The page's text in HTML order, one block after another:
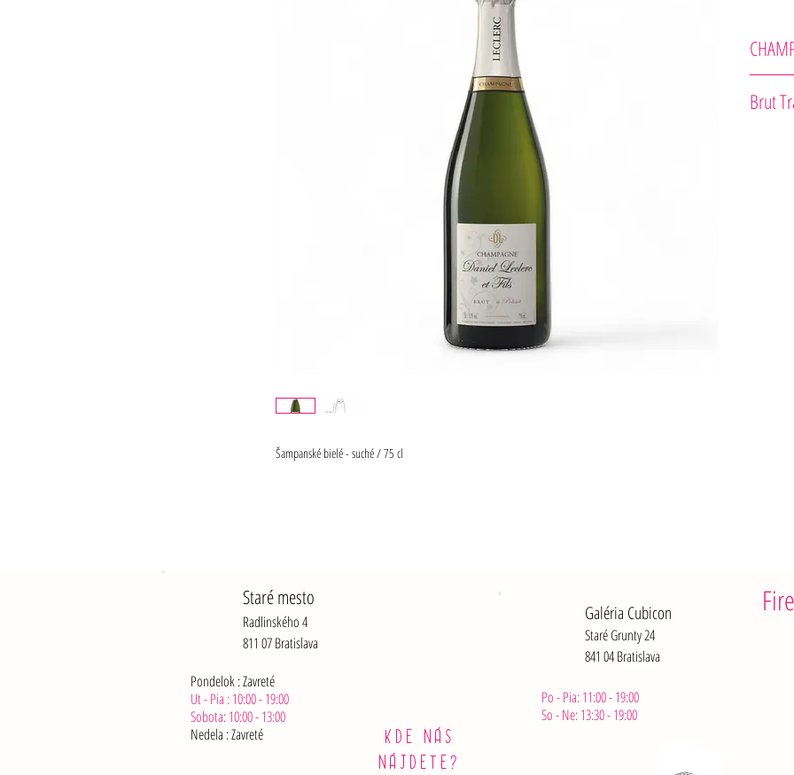
Šampanské bielé - suché / 75 cl
Brut
Galéria Cubicon
Staré Grunty 24
841 04 Bratislava
Po - Pia: 11:00 - 19:00
So - Ne: 13:30 - 19:00
KDE NÁS
NÁJDETE?
Staré mesto
Radlinského 4
811 07 Bratislava
Pondelok : Zavreté
Ut - Pia : 10:00 - 19:00
Sobota: 10:00 - 13:00
Nedela :Zavreté